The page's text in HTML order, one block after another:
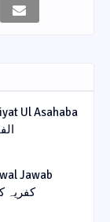
Ul Asahaba
Jawab
کفریہ